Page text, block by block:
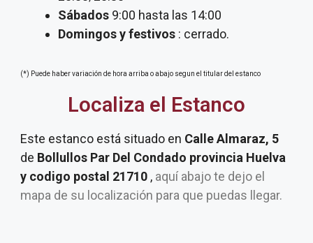
Sábados 9:00 hasta las 14:00
Domingos y festivos : cerrado.
(*) Puede haber variación de hora arriba o abajo segun el titular del estanco
Localiza el Estanco
Este estanco está situado en Calle Almaraz, 5
de Bollullos Par Del Condado provincia Huelva
y codigo postal 21710 , aquí abajo te dejo el
mapa de su localización para que puedas llegar.